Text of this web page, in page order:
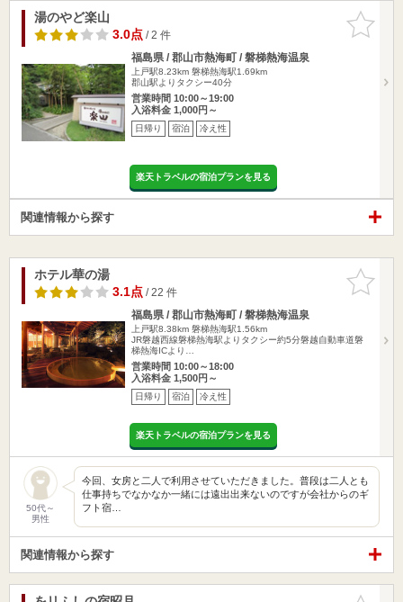
お気に入
りに追加
湯のやど楽山
3.0点/ 2 件
福島県 / 郡山市熱海町 / 磐梯熱海温泉
上戸駅8.23km 磐梯熱海駅1.69km
郡山駅よりタクシー40分
営業時間 10:00～19:00
入浴料金 1,000円～
日帰り 宿泊 冷え性
楽天トラベルの宿泊プランを見る
関連情報から探す
お気に入
りに追加
ホテル華の湯
3.1点/ 22 件
福島県 / 郡山市熱海町 / 磐梯熱海温泉
上戸駅8.38km 磐梯熱海駅1.56km
JR磐越西線磐梯熱海駅よりタクシー約5分磐越自動車道磐
梯熱海ICより…
営業時間 10:00～18:00
入浴料金 1,500円～
日帰り 宿泊 冷え性
楽天トラベルの宿泊プランを見る
50代～
男性
今回、女房と二人で利用させていただきました。普段は二人とも
仕事持ちでなかなか一緒には遠出出来ないのですが会社からのギ
フト宿…
関連情報から探す